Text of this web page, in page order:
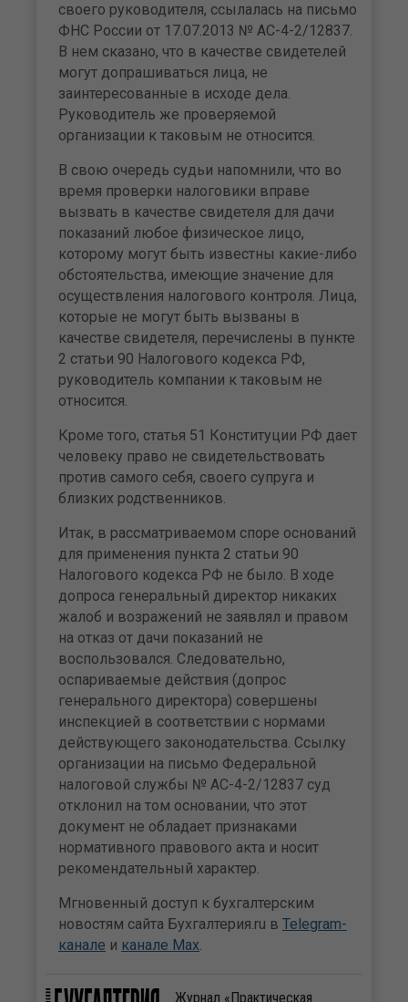
своего руководителя, ссылалась на письмо
ФНС России от 17.07.2013 № АС-4-2/12837.
В нем сказано, что в качестве свидетелей
могут допрашиваться лица, не
заинтересованные в исходе дела.
Руководитель же проверяемой
организации к таковым не относится.
В свою очередь судьи напомнили, что во
время проверки налоговики вправе
вызвать в качестве свидетеля для дачи
показаний любое физическое лицо,
которому могут быть известны какие-либо
обстоятельства, имеющие значение для
осуществления налогового контроля. Лица,
которые не могут быть вызваны в
качестве свидетеля, перечислены в пункте
2 статьи 90 Налогового кодекса РФ,
руководитель компании к таковым не
относится.
Кроме того, статья 51 Конституции РФ дает
человеку право не свидетельствовать
против самого себя, своего супруга и
близких родственников.
Итак, в рассматриваемом споре оснований
для применения пункта 2 статьи 90
Налогового кодекса РФ не было. В ходе
допроса генеральный директор никаких
жалоб и возражений не заявлял и правом
на отказ от дачи показаний не
воспользовался. Следовательно,
оспариваемые действия (допрос
генерального директора) совершены
инспекцией в соответствии с нормами
действующего законодательства. Ссылку
организации на письмо Федеральной
налоговой службы № АС-4-2/12837 суд
отклонил на том основании, что этот
документ не обладает признаками
нормативного правового акта и носит
рекомендательный характер.
Мгновенный доступ к бухгалтерским
новостям сайта Бухгалтерия.ru в Telegram-
канале и канале Max.
Журнал «Практическая